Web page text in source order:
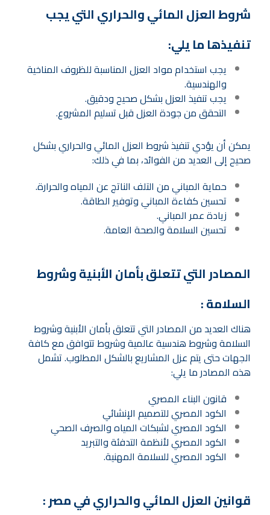
شروط العزل المائي والحراري التي يجب
تنفيذها ما يلي:
يجب استخدام مواد العزل المناسبة للظروف المناخية
والهندسية.
يجب تنفيذ العزل بشكل صحيح ودقيق.
التحقق من جودة العزل قبل تسليم المشروع.
يمكن أن يؤدي تنفيذ شروط العزل المائي والحراري بشكل
صحيح إلى العديد من الفوائد، بما في ذلك:
حماية المباني من التلف الناتج عن المياه والحرارة.
تحسين كفاءة المباني وتوفير الطاقة.
زيادة عمر المباني.
تحسين السلامة والصحة العامة.
المصادر التي تتعلق بأمان الأبنية وشروط
السلامة :
هناك العديد من المصادر التي تتعلق بأمان الأبنية وشروط
السلامة وشروط هندسية عالمية وشروط تتوافق مع كافة
الجهات حتى يتم عزل المشاريع بالشكل المطلوب. تشمل
هذه المصادر ما يلي:
قانون البناء المصري
الكود المصري للتصميم الإنشائي
الكود المصري لشبكات المياه والصرف الصحي
الكود المصري لأنظمة التدفئة والتبريد
الكود المصري للسلامة المهنية.
قوانين العزل المائي والحراري في مصر :